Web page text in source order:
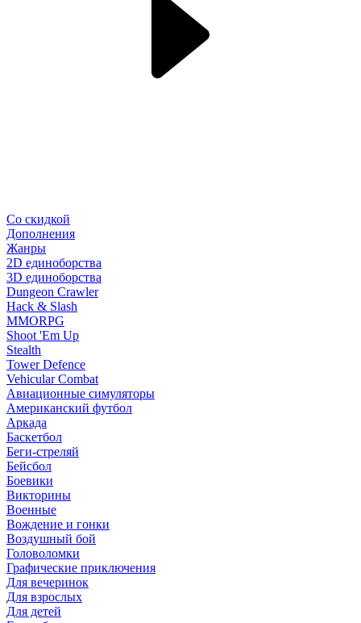
Со скидкой
Дополнения
Жанры
2D единоборства
3D единоборства
Dungeon Crawler
Hack & Slash
MMORPG
Shoot 'Em Up
Stealth
Tower Defence
Vehicular Combat
Авиационные симуляторы
Американский футбол
Аркада
Баскетбол
Беги-стреляй
Бейсбол
Боевики
Викторины
Военные
Вождение и гонки
Воздушный бой
Головоломки
Графические приключения
Для вечеринок
Для взрослых
Для детей